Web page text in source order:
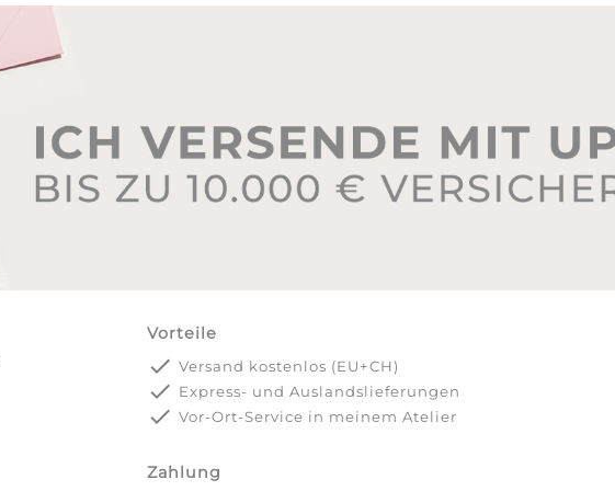
Vorteile
done Versand kostenlos (EU+CH)
done Express- und Auslandslieferungen
done Vor-Ort-Service in meinem Atelier
Zahlung